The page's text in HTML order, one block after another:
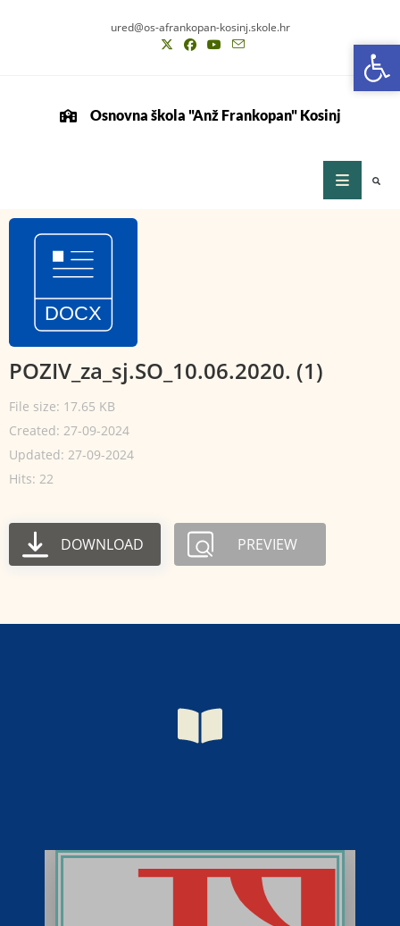
ured@os-afrankopan-kosinj.skole.hr
Osnovna škola "Anž Frankopan" Kosinj
POZIV_za_sj.SO_10.06.2020. (1)
File size: 17.65 KB
Created: 27-09-2024
Updated: 27-09-2024
Hits: 22
DOWNLOAD PREVIEW